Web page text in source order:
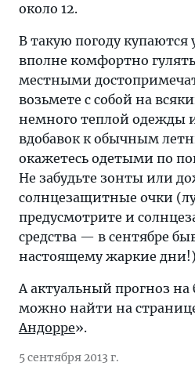
около 12.
В такую погоду купаются
вполне комфортно
местными
возьмете с собой на
немного теплой одежды
вдобавок к обычным
окажетесь одетыми по
Не забудьте зонты или
солнцезащитные очки
предусмотрите и
средства — в сентябре
настоящему жаркие
А актуальный прогноз
можно найти на
Андорре».
5 сентября 2013 г.